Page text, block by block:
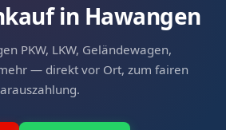
in Hawangen
PKW, LKW, Geländewagen,
— direkt vor Ort, zum fairen